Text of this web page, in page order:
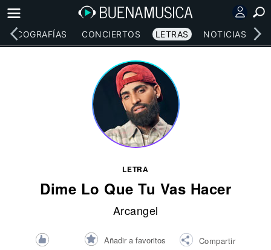
DISCOGRAFÍAS CONCIERTOS LETRAS NOTICIAS
LETRA
Dime Lo Que Tu Vas Hacer
Arcangel
Añadir a favoritos Compartir